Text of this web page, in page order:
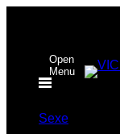
contentOpen
Menu
Sexe